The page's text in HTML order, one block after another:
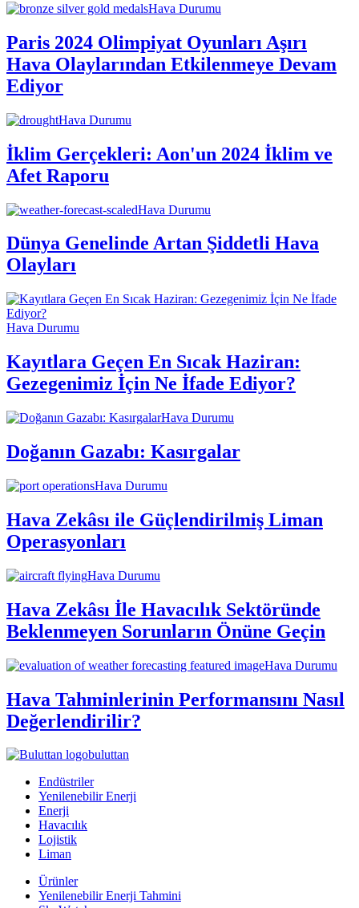
Hava Durumu
Paris 2024 Olimpiyat Oyunları Aşırı
Hava Olaylarından Etkilenmeye Devam
Ediyor
Hava Durumu
İklim Gerçekleri: Aon'un 2024 İklim ve
Afet Raporu
Hava Durumu
Dünya Genelinde Artan Şiddetli Hava
Olayları
Hava Durumu
Kayıtlara Geçen En Sıcak Haziran:
Gezegenimiz İçin Ne İfade Ediyor?
Hava Durumu
Doğanın Gazabı: Kasırgalar
Hava Durumu
Hava Zekâsı ile Güçlendirilmiş Liman
Operasyonları
Hava Durumu
Hava Zekâsı İle Havacılık Sektöründe
Beklenmeyen Sorunların Önüne Geçin
Hava Durumu
Hava Tahminlerinin Performansını Nasıl
Değerlendirilir?
buluttan
Endüstriler
Yenilenebilir Enerji
Enerji
Havacılık
Lojistik
Liman
Ürünler
Yenilenebilir Enerji Tahmini